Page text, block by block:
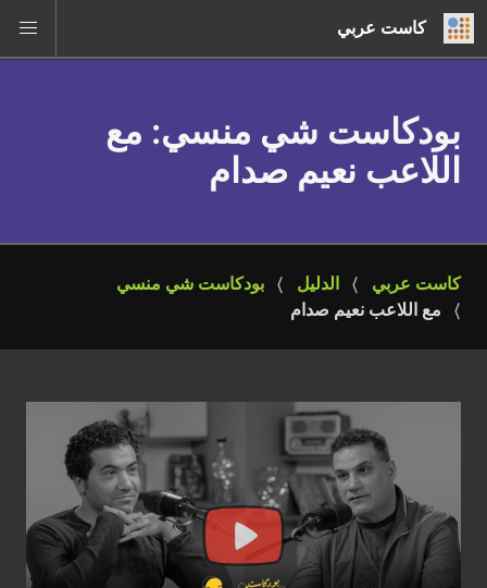
كاست عربي
بودكاست شي منسي: مع
اللاعب نعيم صدام
كاست عربي الدليل
بودكاست شي منسي
مع اللاعب نعيم صدام